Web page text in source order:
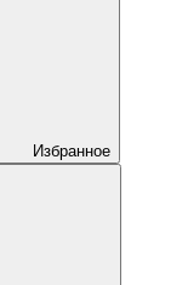
Избранное